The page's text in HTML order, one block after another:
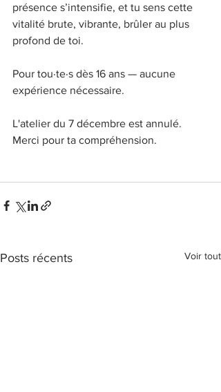
présence s’intensifie, et tu sens cette
vitalité brute, vibrante, brûler au plus
profond de toi.
Pour tou·te·s dès 16 ans — aucune
expérience nécessaire.
L'atelier du 7 décembre est annulé.
Merci pour ta compréhension.
Posts récents Voir tout